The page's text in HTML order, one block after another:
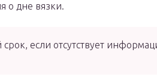
о дне вязки.
если отсутствует